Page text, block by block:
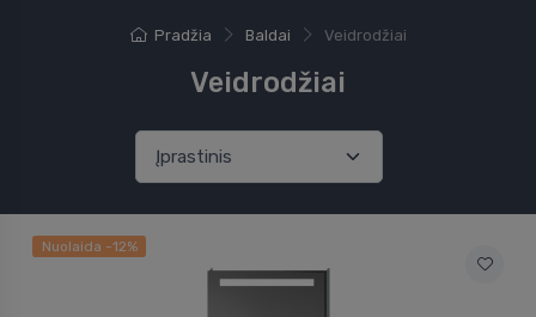
Pradžia Baldai Veidrodžiai
Veidrodžiai
Nuolaida -12%